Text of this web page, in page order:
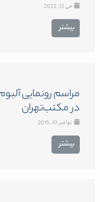
می 13, 2022
بیشتر
مراسم رونمایی
در مکتب‌تهران
نوامبر 10, 2015
بیشتر